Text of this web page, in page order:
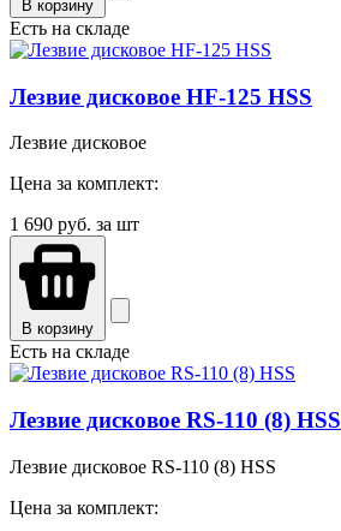
В корзину
Есть на складе
Лезвие дисковое HF-125 HSS
Лезвие дисковое
Цена за комплект:
1 690 руб. за шт
В корзину
Есть на складе
Лезвие дисковое RS-110 (8) HSS
Лезвие дисковое RS-110 (8) HSS
Цена за комплект: